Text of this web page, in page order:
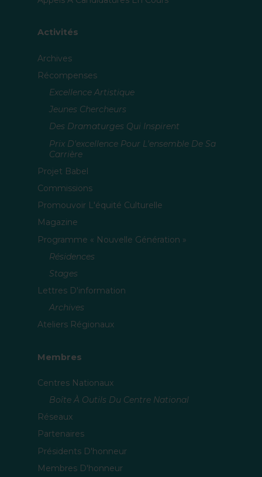
Activités
Archives
Récompenses
Excellence Artistique
Jeunes Chercheurs
Des Dramaturges Qui Inspirent
Prix D'excellence Pour L'ensemble De Sa
Carrière
Projet Babel
Commissions
Promouvoir L'équité Culturelle
Magazine
Programme « Nouvelle Génération »
Résidences
Stages
Lettres D'information
Archives
Ateliers Régionaux
Membres
Centres Nationaux
Boîte À Outils Du Centre National
Réseaux
Partenaires
Présidents D'honneur
Membres D'honneur